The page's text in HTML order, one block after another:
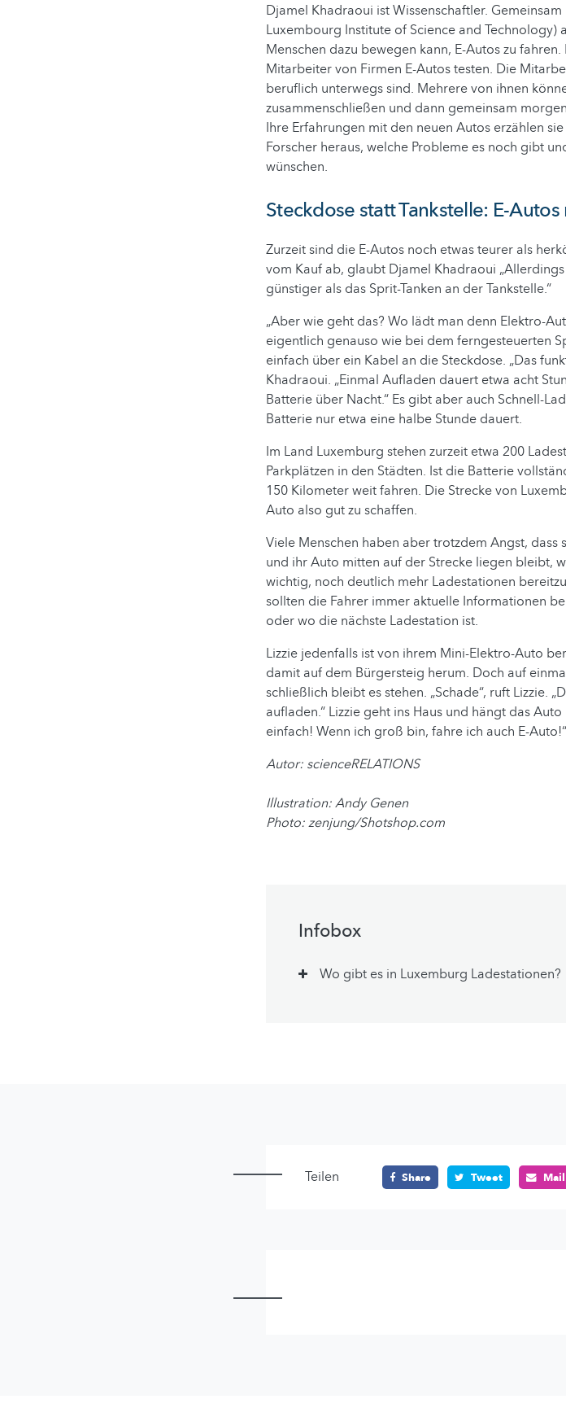
Djamel Khadraoui ist Wissenschaftler.
Luxembourg Institute of Science and
Menschen dazu bewegen kann, E-Autos zu
Mitarbeiter von Firmen E-Autos testen. Die
beruflich unterwegs sind. Mehrere von ihnen
zusammenschließen und dann gemeinsam
Ihre Erfahrungen mit den neuen Autos erzählen
Forscher heraus, welche Probleme es noch gibt
wünschen.
Steckdose statt Tankstelle: E-
Zurzeit sind die E-Autos noch etwas teurer als
vom Kauf ab, glaubt Djamel Khadraoui
günstiger als das Sprit-Tanken an der Tankstelle.“
„Aber wie geht das? Wo lädt man denn Elektro-
eigentlich genauso wie bei dem ferngesteuerten
einfach über ein Kabel an die Steckdose. „Das
Khadraoui. „Einmal Aufladen dauert etwa acht
Batterie über Nacht.“ Es gibt aber auch Schnell-
Batterie nur etwa eine halbe Stunde dauert.
Im Land Luxemburg stehen zurzeit etwa 200
Parkplätzen in den Städten. Ist die Batterie
150 Kilometer weit fahren. Die Strecke von
Auto also gut zu schaffen.
Viele Menschen haben aber trotzdem Angst,
und ihr Auto mitten auf der Strecke liegen bleibt,
wichtig, noch deutlich mehr Ladestationen
sollten die Fahrer immer aktuelle Informationen
oder wo die nächste Ladestation ist.
Lizzie jedenfalls ist von ihrem Mini-Elektro-Auto
damit auf dem Bürgersteig herum. Doch auf
schließlich bleibt es stehen. „Schade“, ruft Lizzie.
aufladen.“ Lizzie geht ins Haus und hängt das
einfach! Wenn ich groß bin, fahre ich auch E-Auto!“
Autor: scienceRELATIONS
Illustration: Andy Genen
Photo: zenjung/Shotshop.com
Infobox
Wo gibt es in Luxemburg Ladestationen?
Teilen Share Tweet Mail